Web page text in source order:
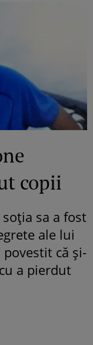
copii
sa a fost
ale lui
povestit că și-
a pierdut